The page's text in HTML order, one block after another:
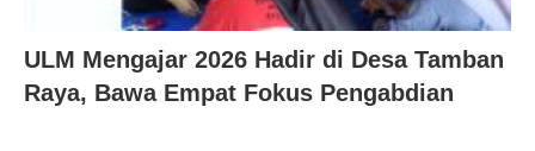
ULM Mengajar 2026 Hadir di Desa Tamban
Raya, Bawa Empat Fokus Pengabdian